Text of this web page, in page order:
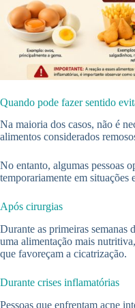
Quando pode fazer sentido
Na maioria dos casos, não é
alimentos considerados
No entanto, algumas pessoas
temporariamente em situações
Após cirurgias
Durante as primeiras semanas
uma alimentação mais
que favoreçam a cicatrização.
Durante crises inflamatórias
Pessoas que enfrentam acne